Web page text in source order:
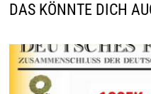
DAS KÖNNTE DICH